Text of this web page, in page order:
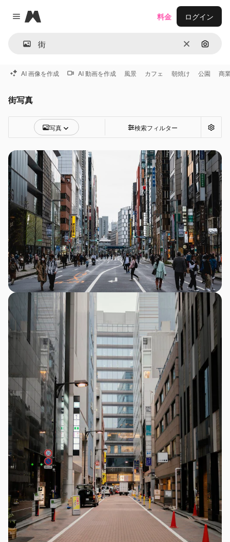
Close menu
Magnific
消去 画像で
料金 ログイン
AI 画像を作成 AI 動画を作成 風景 カフェ 朝焼け 公園 商
街写真
写真 検索フィルター